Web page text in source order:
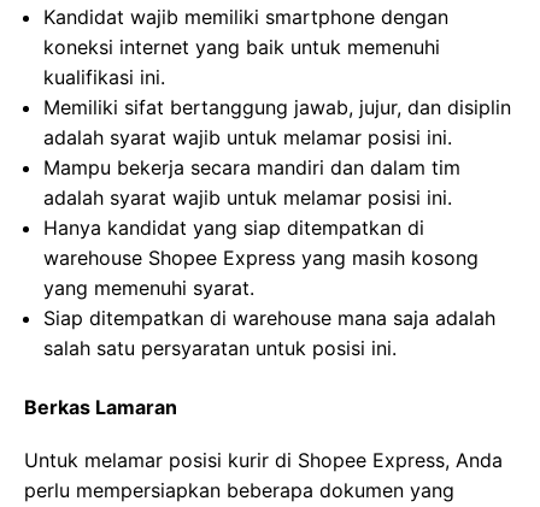
Kandidat wajib memiliki smartphone dengan
koneksi internet yang baik untuk memenuhi
kualifikasi ini.
Memiliki sifat bertanggung jawab, jujur, dan disiplin
adalah syarat wajib untuk melamar posisi ini.
Mampu bekerja secara mandiri dan dalam tim
adalah syarat wajib untuk melamar posisi ini.
Hanya kandidat yang siap ditempatkan di
warehouse Shopee Express yang masih kosong
yang memenuhi syarat.
Siap ditempatkan di warehouse mana saja adalah
salah satu persyaratan untuk posisi ini.
Berkas Lamaran
Untuk melamar posisi kurir di Shopee Express, Anda
perlu mempersiapkan beberapa dokumen yang